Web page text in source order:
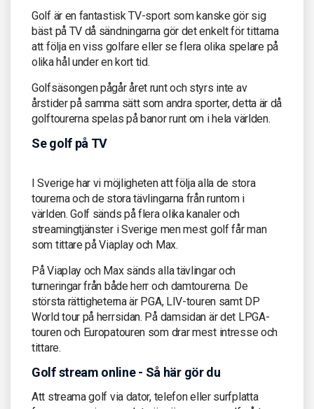
Golf är en fantastisk TV-sport som kanske gör sig
bäst på TV då sändningarna gör det enkelt för tittarna
att följa en viss golfare eller se flera olika spelare på
olika hål under en kort tid.
Golfsäsongen pågår året runt och styrs inte av
årstider på samma sätt som andra sporter, detta är då
golftourerna spelas på banor runt om i hela världen.
Se golf på TV
I Sverige har vi möjligheten att följa alla de stora
tourerna och de stora tävlingarna från runtom i
världen. Golf sänds på flera olika kanaler och
streamingtjänster i Sverige men mest golf får man
som tittare på Viaplay och Max.
På Viaplay och Max sänds alla tävlingar och
turneringar från både herr och damtourerna. De
största rättigheterna är PGA, LIV-touren samt DP
World tour på herrsidan. På damsidan är det LPGA-
touren och Europatouren som drar mest intresse och
tittare.
Golf stream online - Så här gör du
Att streama golf via dator, telefon eller surfplatta